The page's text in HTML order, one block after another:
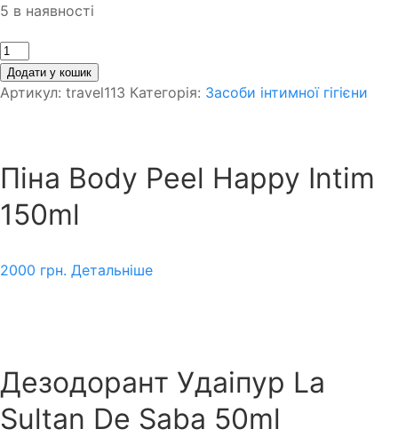
5 в наявності
Кількість
Додати у кошик
Артикул: travel113 Категорія: Засоби інтимної гігієни
Піна Body Peel Happy Intim
150ml
2000 грн. Детальніше
Дезодорант Удаіпур La
Sultan De Saba 50ml